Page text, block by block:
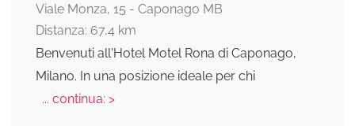
Viale Monza, 15 - Caponago MB
Distanza: 67,4 km
Benvenuti all'Hotel Motel Rona di Caponago,
Milano. In una posizione ideale per chi
... continua: >